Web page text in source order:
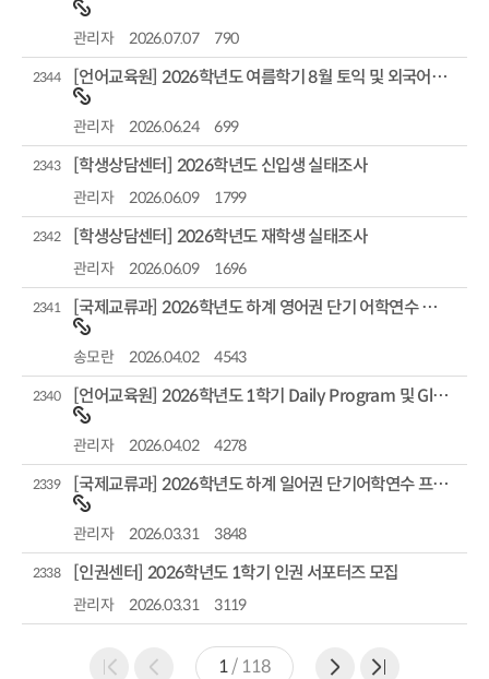
관리자 2026.07.07 790
2344 [언어교육원] 2026학년도 여름학기 8월 토익 및 외국어강좌(환급형) 개설 안내
관리자 2026.06.24 699
2343 [학생상담센터] 2026학년도 신입생 실태조사
관리자 2026.06.09 1799
2342 [학생상담센터] 2026학년도 재학생 실태조사
관리자 2026.06.09 1696
2341 [국제교류과] 2026학년도 하계 영어권 단기 어학연수 참가자 모집 (해외 파견)
송모란 2026.04.02 4543
2340 [언어교육원] 2026학년도 1학기 Daily Program 및 Global Chat 개설 안내
관리자 2026.04.02 4278
2339 [국제교류과] 2026학년도 하계 일어권 단기어학연수 프로그램 참가자 모집
관리자 2026.03.31 3848
2338 [인권센터] 2026학년도 1학기 인권 서포터즈 모집
관리자 2026.03.31 3119
1/ 118